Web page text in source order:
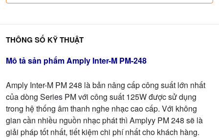
Mô tả sản phẩm Amply Inter-M PM-248
Amply Inter-M PM 248 là bản nâng cấp công suất lớn nhất
của dòng Series PM với công suất 125W được sử dụng
trong hệ thống âm thanh nghe nhạc cao cấp. Với không
gian cần nhiều nguồn nhạc phát thì Amplyy PM 248 sẽ là
giải pháp tốt nhất, tiết kiệm chi phí nhất cho khách hàng.
THÔNG SỐ KỸ THUẬT